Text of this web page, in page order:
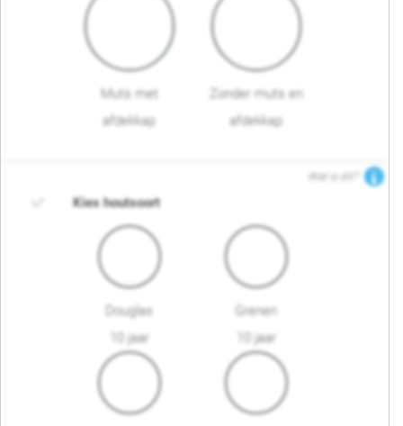
Muts met
afdekkap
Zonder muts en
afdekkap
Wat is dit?
Kies houtsoort
Douglas
10 jaar
Grenen
10 jaar